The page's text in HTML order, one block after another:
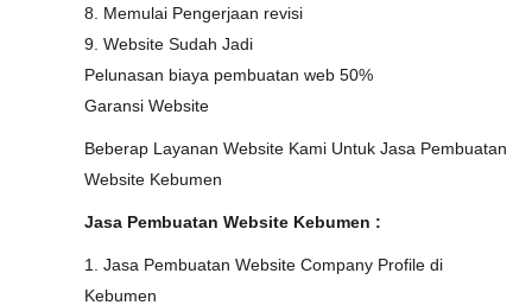
8. Memulai Pengerjaan revisi
9. Website Sudah Jadi
Pelunasan biaya pembuatan web 50%
Garansi Website
Beberap Layanan Website Kami Untuk Jasa Pembuatan
Website Kebumen
Jasa Pembuatan Website Kebumen :
1. Jasa Pembuatan Website Company Profile di
Kebumen